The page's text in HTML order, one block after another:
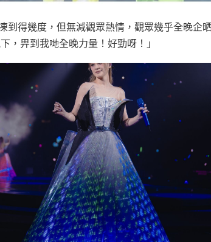
到得幾度，但無減觀眾熱情，觀眾幾乎全晚企
，畀到我哋全晚力量！好勁呀！」